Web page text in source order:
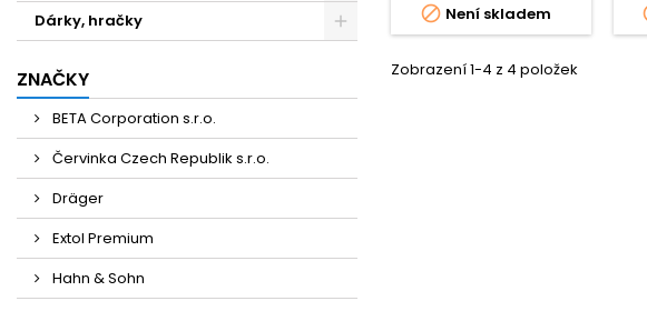
Dárky, hračky
ZNAČKY
BETA Corporation s.r.o.
Červinka Czech Republik s.r.o.
Dräger
Extol Premium
Hahn & Sohn
 Není skladem
Zobrazení 1-4 z 4 položek